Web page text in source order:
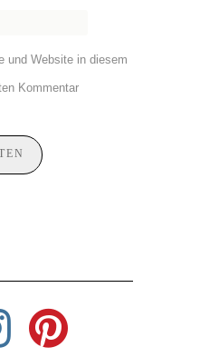
und Website in diesem
Kommentar